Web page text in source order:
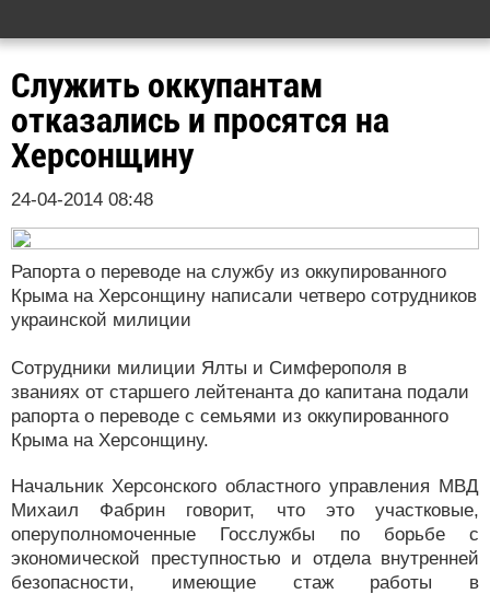
Служить оккупантам
отказались и просятся на
Херсонщину
24-04-2014 08:48
Рапорта о переводе на службу из оккупированного
Крыма на Херсонщину написали четверо сотрудников
украинской милиции
Сотрудники милиции Ялты и Симферополя в
званиях от старшего лейтенанта до капитана подали
рапорта о переводе с семьями из оккупированного
Крыма на Херсонщину.
Начальник Херсонского областного управления МВД
Михаил Фабрин говорит, что это участковые,
оперуполномоченные Госслужбы по борьбе с
экономической преступностью и отдела внутренней
безопасности, имеющие стаж работы в